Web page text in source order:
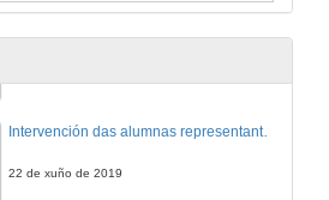
22 de xuño de 2019